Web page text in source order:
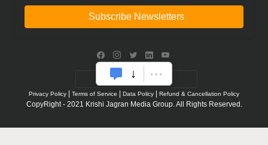
Subscribe Newsletters
Privacy Policy Terms of Service Data Policy Refund & Cancellation Policy
CopyRight - 2021 Krishi Jagran Media Group. All Rights Reserved.